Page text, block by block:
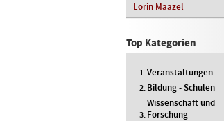
Lorin Maazel
Top Kategorien
Veranstaltungen
Bildung - Schulen
Wissenschaft und
Forschung